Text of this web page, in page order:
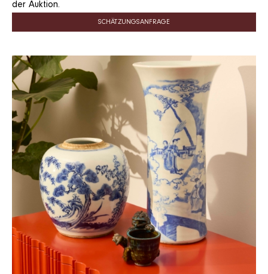
der Auktion.
SCHÄTZUNGSANFRAGE